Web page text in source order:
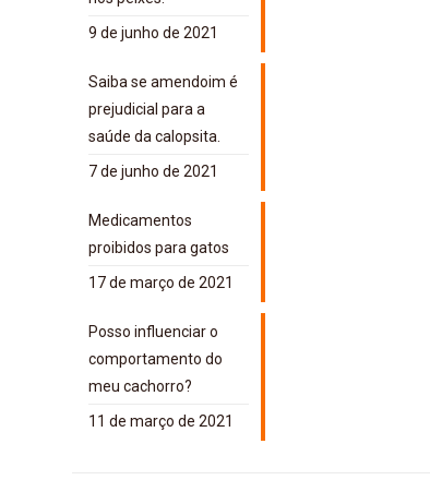
9 de junho de 2021
Saiba se amendoim é
prejudicial para a
saúde da calopsita.
7 de junho de 2021
Medicamentos
proibidos para gatos
17 de março de 2021
Posso influenciar o
comportamento do
meu cachorro?
11 de março de 2021